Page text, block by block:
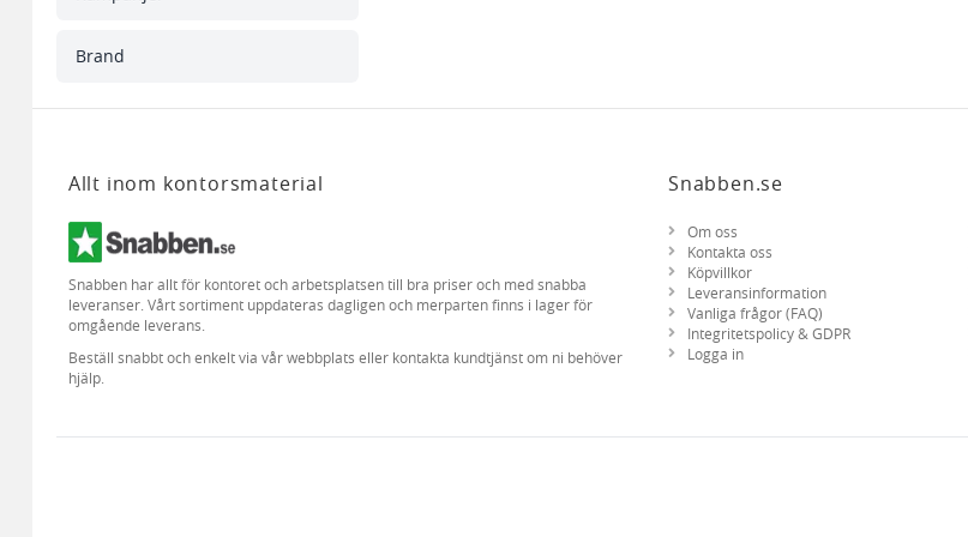
Brand
Allt inom kontorsmaterial
Snabben har allt för kontoret och arbetsplatsen till bra priser och med snabba
leveranser. Vårt sortiment uppdateras dagligen och merparten finns i lager för
omgående leverans.
Beställ snabbt och enkelt via vår webbplats eller kontakta kundtjänst om ni behöver
hjälp.
Snabben.se
Om oss
Kontakta oss
Köpvillkor
Leveransinformation
Vanliga frågor (FAQ)
Integritetspolicy & GDPR
Logga in